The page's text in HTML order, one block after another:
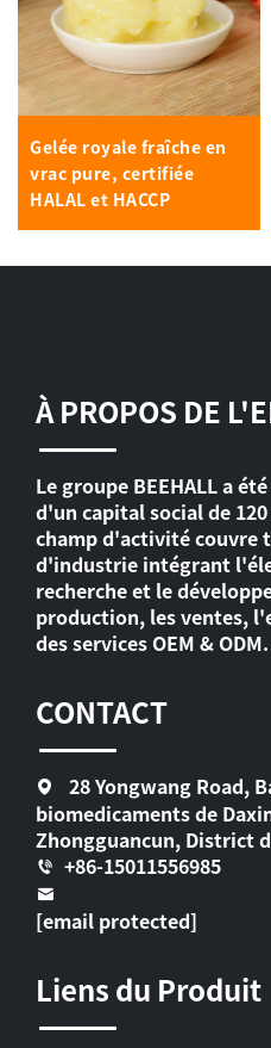
Gelée royale fraîche en
vrac pure, certifiée
HALAL et HACCP
À PROPOS DE
Le groupe BEEHALL a
d'un capital social de
champ d'activité couvre
d'industrie intégrant
recherche et le
production, les ventes,
des services OEM & ODM.
CONTACT
28 Yongwang Road,
biomedicaments de
Zhongguancun, District
+86-15011556985
[email protected]
Liens du Produit